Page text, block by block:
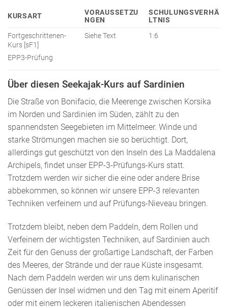
KURSART
VORAUSSETZU
NGEN
SCHULUNGSVERHÄ
LTNIS
Fortgeschrittenen-
Kurs [sF1]
EPP3-Prüfung
Siehe Text 1:6
Über diesen Seekajak-Kurs auf Sardinien
Die Straße von Bonifacio, die Meerenge zwischen Korsika
im Norden und Sardinien im Süden, zählt zu den
spannendsten Seegebieten im Mittelmeer. Winde und
starke Strömungen machen sie so berüchtigt. Dort,
allerdings gut geschützt von den Inseln des La Maddalena
Archipels, findet unser EPP-3-Prüfungs-Kurs statt.
Trotzdem werden wir sicher die eine oder andere Brise
abbekommen, so können wir unsere EPP-3 relevanten
Techniken verfeinern und auf Prüfungs-Nieveau bringen.
Trotzdem bleibt, neben dem Paddeln, dem Rollen und
Verfeinern der wichtigsten Techniken, auf Sardinien auch
Zeit für den Genuss der großartige Landschaft, der Farben
des Meeres, der Strände und der raue Küste insgesamt.
Nach dem Paddeln werden wir uns dem kulinarischen
Genüssen der Insel widmen und den Tag mit einem Aperitif
oder mit einem leckeren italienischen Abendessen